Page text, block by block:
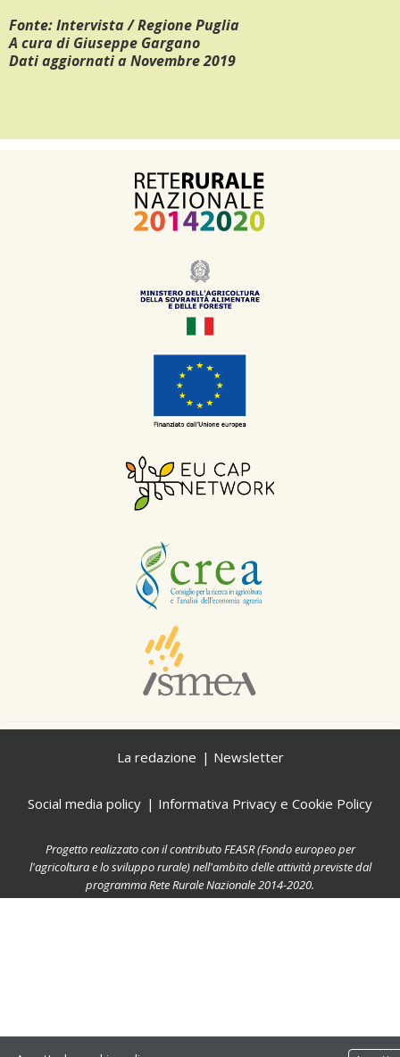
Fonte: Intervista / Regione Puglia
A cura di Giuseppe Gargano
Dati aggiornati a Novembre 2019
La redazione Newsletter
Social media policy Informativa Privacy e Cookie Policy
Progetto realizzato con il contributo FEASR (Fondo europeo per
l'agricoltura e lo sviluppo rurale) nell'ambito delle attività previste dal
programma Rete Rurale Nazionale 2014-2020.